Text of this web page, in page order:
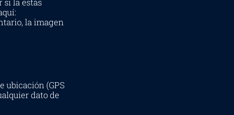
la imagen
ubicación (GPS
dato de